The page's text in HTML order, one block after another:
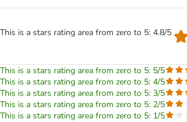
This is a stars rating area from zero to 5: 4.8/5
This is a stars rating area from zero to 5: 5/5
This is a stars rating area from zero to 5: 4/5
This is a stars rating area from zero to 5: 3/5
This is a stars rating area from zero to 5: 2/5
This is a stars rating area from zero to 5: 1/5